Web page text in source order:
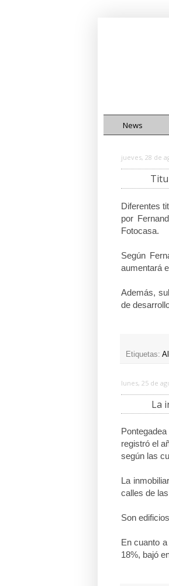
News
jueves, 28 de
Diferentes
por
Fotocasa.
Según
aumentará
Además,
de
Etiquetas:
lunes, 25 de
La
registró el
según las
La
calles de
Son
En cuanto
18%, bajó